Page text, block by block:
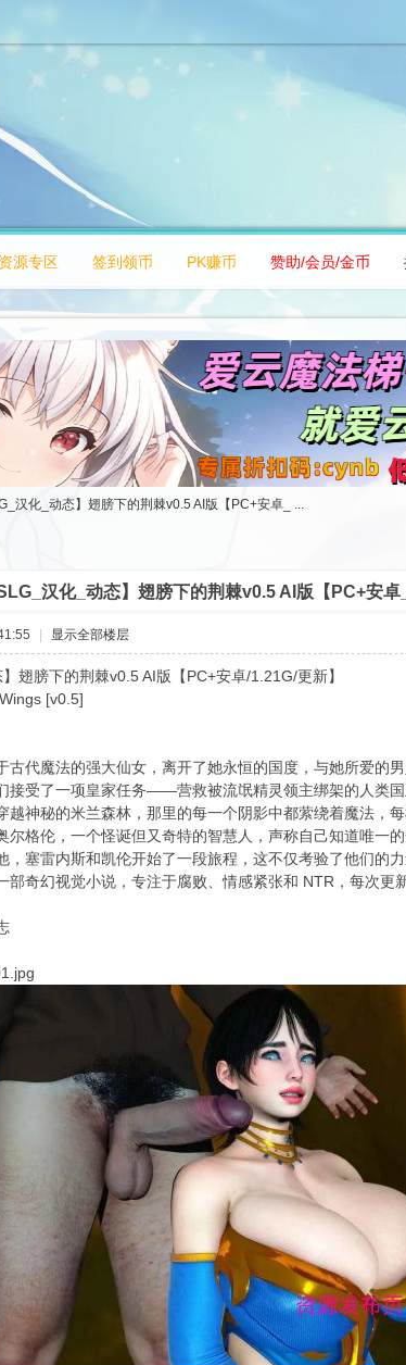
源专区 签到领币 PK赚币 赞助/会员/金币
汉化_动态】翅膀下的荆棘v0.5 AI版【PC+安卓_ ...
汉化_动态】翅膀下的荆棘v0.5 AI版【PC+安卓
显示全部楼层
】翅膀下的荆棘v0.5 AI版【PC+安卓/1.21G/更新】
[v0.5]
古代魔法的强大仙女，离开了她永恒的国度，与她所爱的
接受了一项皇家任务——营救被流氓精灵领主绑架的人类国
越神秘的米兰森林，那里的每一个阴影中都萦绕着魔法，每
尔格伦，一个怪诞但又奇特的智慧人，声称自己知道唯一的
，塞雷内斯和凯伦开始了一段旅程，这不仅考验了他们的
部奇幻视觉小说，专注于腐败、情感紧张和 NTR，每次更